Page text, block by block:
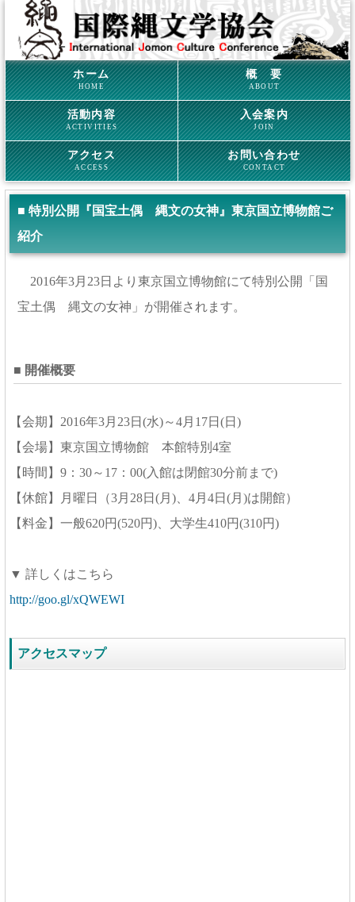
ホーム
HOME
概 要
ABOUT
活動内容
ACTIVITIES
入会案内
JOIN
アクセス
ACCESS
お問い合わせ
CONTACT
■ 特別公開『国宝土偶 縄文の女神』東京国立博物館ご
紹介
2016年3月23日より東京国立博物館にて特別公開「国
宝土偶 縄文の女神」が開催されます。
■ 開催概要
【会期】2016年3月23日(水)～4月17日(日)
【会場】東京国立博物館 本館特別4室
【時間】9：30～17：00(入館は閉館30分前まで)
【休館】月曜日（3月28日(月)、4月4日(月)は開館）
【料金】一般620円(520円)、大学生410円(310円)
▼ 詳しくはこちら
http://goo.gl/xQWEWI
アクセスマップ